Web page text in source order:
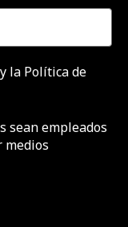
la Política de
sean empleados
medios